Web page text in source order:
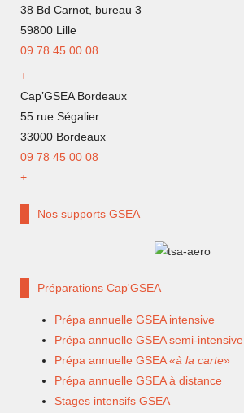
38 Bd Carnot, bureau 3
59800 Lille
09 78 45 00 08
+
Cap’GSEA Bordeaux
55 rue Ségalier
33000 Bordeaux
09 78 45 00 08
+
Nos supports GSEA
Préparations Cap'GSEA
Prépa annuelle GSEA intensive
Prépa annuelle GSEA semi-intensive
Prépa annuelle GSEA «à la carte»
Prépa annuelle GSEA à distance
Stages intensifs GSEA